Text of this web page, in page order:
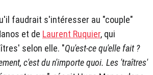
faudrait s'intéresser au "couple"
et de Laurent Ruquier, qui
selon elle. "Qu'est-ce qu'elle fait ?
c'est du n'importe quoi. Les 'traîtres'